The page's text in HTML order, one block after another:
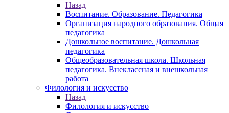
Назад
Воспитание. Образование. Педагогика
Организация народного образования. Общая
педагогика
Дошкольное воспитание. Дошкольная
педагогика
Общеобразовательная школа. Школьная
педагогика. Внеклассная и внешкольная
работа
Филология и искусство
Назад
Филология и искусство